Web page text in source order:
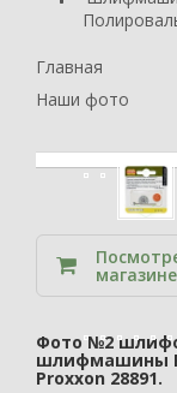
Главная
Наши фото
магазине
Фото №2
шлифмашины
Proxxon 28891.